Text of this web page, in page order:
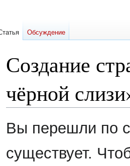
Создание
чёрной слизи
Перейти
к
Перейти
кВы перешли по
существует.
Обсуждение